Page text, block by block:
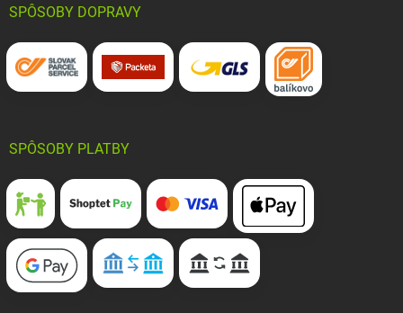
SPÔSOBY DOPRAVY
SPÔSOBY PLATBY